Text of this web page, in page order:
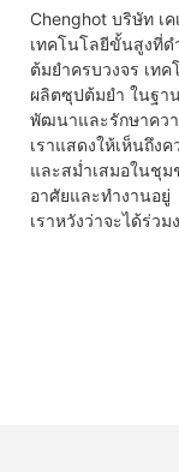
Chenghot บริษัท เ
เทคโนโลยีขั้นสูงที่
ต้มยำครบวงจร เท
ผลิตซุปต้มยำ ในฐา
พัฒนาและรักษาคว
เราแสดงให้เห็นถึง
และสม่ำเสมอในชุ
อาศัยและทำงานอยู่
เราหวังว่าจะได้ร่ว